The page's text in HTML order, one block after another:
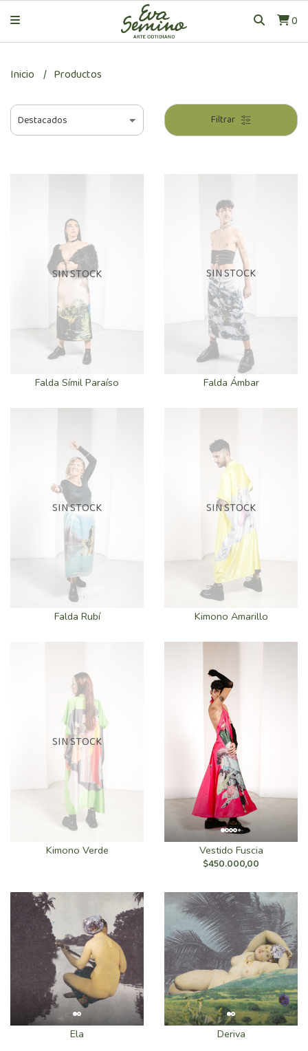
0
Inicio Productos
Filtrar
SIN STOCK
Falda Símil Paraíso
SIN STOCK
Falda Ámbar
SIN STOCK
Falda Rubí
SIN STOCK
Kimono Amarillo
SIN STOCK
Kimono Verde Vestido Fuscia
$450.000,00
Ela Deriva